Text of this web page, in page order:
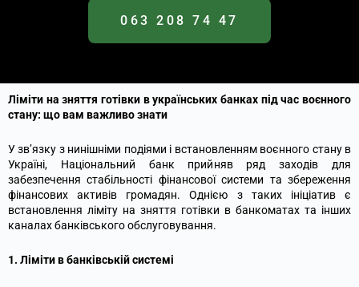
063 208 74 47
Ліміти на зняття готівки в українських банках під час воєнного
стану: що вам важливо знати
У зв’язку з нинішніми подіями і встановленням воєнного стану в
Україні, Національний банк прийняв ряд заходів для
забезпечення стабільності фінансової системи та збереження
фінансових активів громадян. Однією з таких ініціатив є
встановлення ліміту на зняття готівки в банкоматах та інших
каналах банківського обслуговування.
1. Ліміти в банківській системі